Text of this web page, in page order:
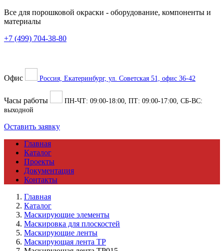
Все для порошковой окраски - оборудование, компоненты и
материалы
+7 (499) 704-38-80
Офис Россия, Екатеринбург, ул. Советская 51, офис 36-42
Часы работы ПН-ЧТ: 09:00-18:00 , ПТ: 09:00-17:00 , СБ-ВС:
выходной
Оставить заявку
Главная
Каталог
Проекты
Документация
Контакты
Главная
Каталог
Маскирующие элементы
Маскировка для плоскостей
Маскирующие ленты
Маскирующая лента TP